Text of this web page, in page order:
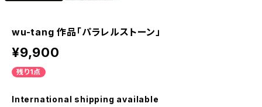
wu-tang 作品「パラレルストーン」
¥9,900
残り1点
International shipping available